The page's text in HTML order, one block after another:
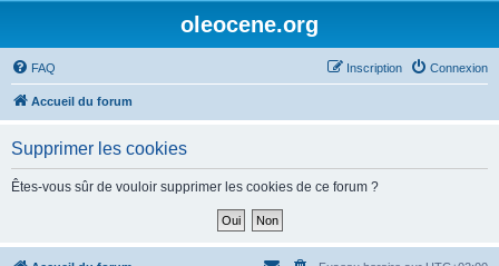
oleocene.org
FAQ Connexion
Inscription
Accueil du forum
Supprimer les cookies
Êtes-vous sûr de vouloir supprimer les cookies de ce forum ?